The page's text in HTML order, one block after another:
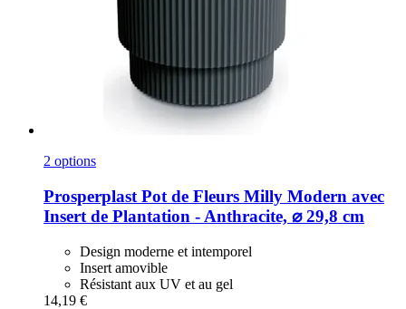
2 options
Prosperplast Pot de Fleurs Milly Modern avec
Insert de Plantation -​ Anthracite, ⌀ 29,8 cm
Design moderne et intemporel
Insert amovible
Résistant aux UV et au gel
14,19 €